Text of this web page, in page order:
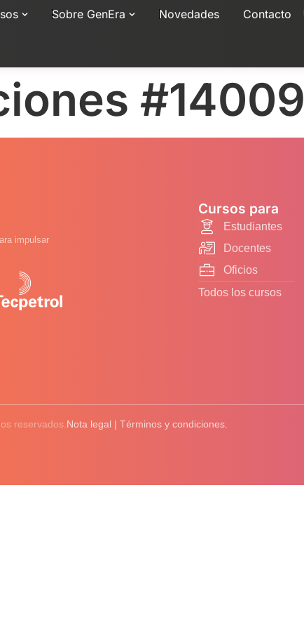
Sobre GenEra Novedades Contacto
#14009
impulsar
Cursos para
Estudiantes
Docentes
Oficios
Todos los cursos
reservados. Nota legal | Términos y condiciones.